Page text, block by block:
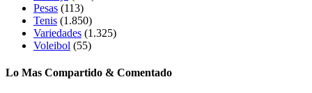
Pesas (113)
Tenis (1.850)
Variedades (1.325)
Voleibol (55)
Lo Mas Compartido & Comentado